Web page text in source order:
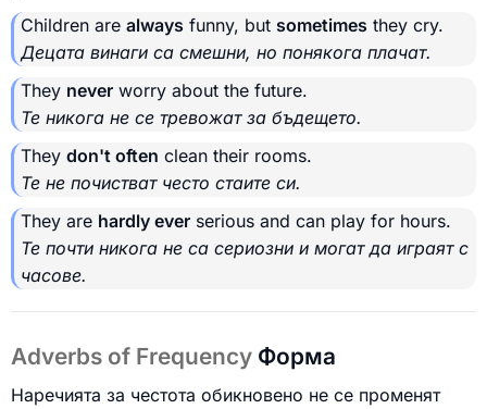
Children are always funny, but sometimes they cry.
Децата винаги са смешни, но понякога плачат.
They never worry about the future.
Те никога не се тревожат за бъдещето.
They don't often clean their rooms.
Те не почистват често стаите си.
They are hardly ever serious and can play for hours.
Те почти никога не са сериозни и могат да играят с
часове.
Adverbs of Frequency Форма
Наречията за честота обикновено не се променят